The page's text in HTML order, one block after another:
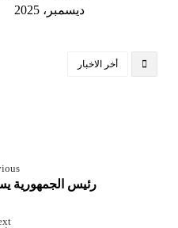
ديسمبر، 2025
أخر الاخبار
رئيس الجمهورية